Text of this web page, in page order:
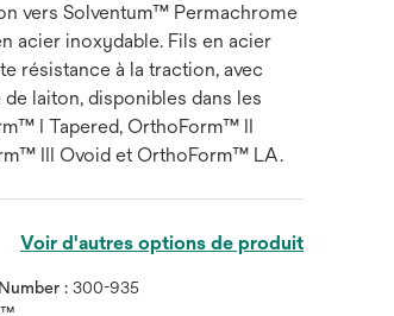
vers Solventum™ Permachrome
acier inoxydable. Fils en acier
résistance à la traction, avec
laiton, disponibles dans les
I Tapered, OrthoForm™ II
III Ovoid et OrthoForm™ LA.
Voir d'autres options de produit
:300-935